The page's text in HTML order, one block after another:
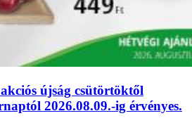
újság csütörtöktől
2026.08.09.-ig érvényes.